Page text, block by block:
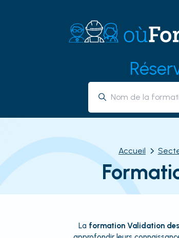
Accueil
La formation Validation